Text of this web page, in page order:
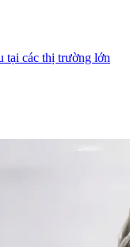
tại các thị trường lớn